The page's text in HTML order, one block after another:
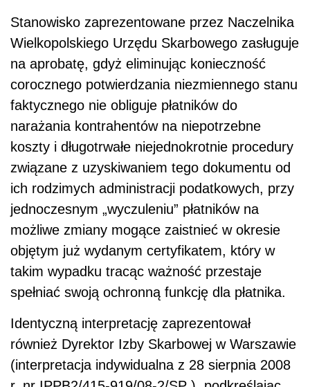
Stanowisko zaprezentowane przez Naczelnika
Wielkopolskiego Urzędu Skarbowego zasługuje
na aprobatę, gdyż eliminując konieczność
corocznego potwierdzania niezmiennego stanu
faktycznego nie obliguje płatników do
narażania kontrahentów na niepotrzebne
koszty i długotrwałe niejednokrotnie procedury
związane z uzyskiwaniem tego dokumentu od
ich rodzimych administracji podatkowych, przy
jednoczesnym „wyczuleniu” płatników na
możliwe zmiany mogące zaistnieć w okresie
objętym już wydanym certyfikatem, który w
takim wypadku tracąc ważność przestaje
spełniać swoją ochronną funkcję dla płatnika.
Identyczną interpretację zaprezentował
również Dyrektor Izby Skarbowej w Warszawie
(interpretacja indywidualna z 28 sierpnia 2008